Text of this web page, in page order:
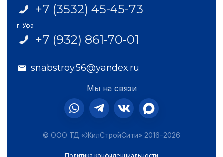
+7 (3532) 45-45-73
г. Уфа
+7 (932) 861-70-01
snabstroy.56@yandex.ru
Мы на связи
© ООО ТД «ЖилСтройСити» 2016–2026
Политика конфиденциальности